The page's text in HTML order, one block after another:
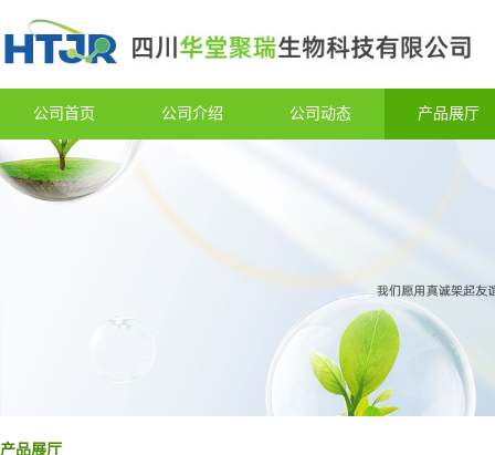
公司首页 公司介绍 公司动态 产品展厅
产品展厅